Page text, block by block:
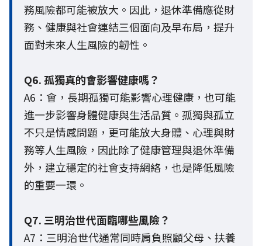
務風險都可能被放大。因此，退休準備應從財
務、健康與社會連結三個面向及早布局，提升
面對未來人生風險的韌性。
Q6. 孤獨真的會影響健康嗎？
A6：會，長期孤獨可能影響心理健康，也可能
進一步影響身體健康與生活品質。孤獨與孤立
不只是情感問題，更可能放大身體、心理與財
務等人生風險，因此除了健康管理與退休準備
外，建立穩定的社會支持網絡，也是降低風險
的重要一環。
Q7. 三明治世代面臨哪些風險？
A7：三明治世代通常同時肩負照顧父母、扶養